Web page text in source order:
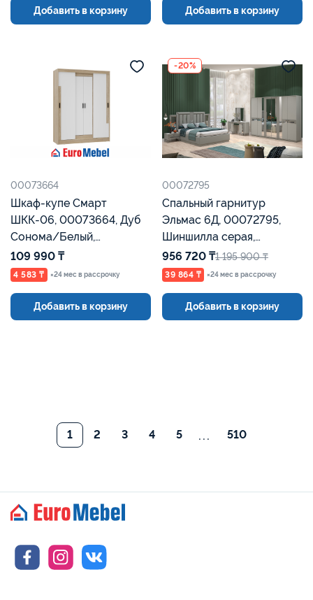
Добавить в корзину Добавить в корзину
00073664
Шкаф-купе Смарт
ШКК-06, 00073664, Дуб
Сонома/Белый,
Евромебель
109 990 ₸
4 583 ₸ ×24 мес в рассрочку
Добавить в корзину
-20%
00072795
Спальный гарнитур
Эльмас 6Д, 00072795,
Шиншилла серая,
Евромебель
956 720 ₸1 195 900 ₸
39 864 ₸ ×24 мес в рассрочку
Добавить в корзину
1 2 3 4 5 ... 510